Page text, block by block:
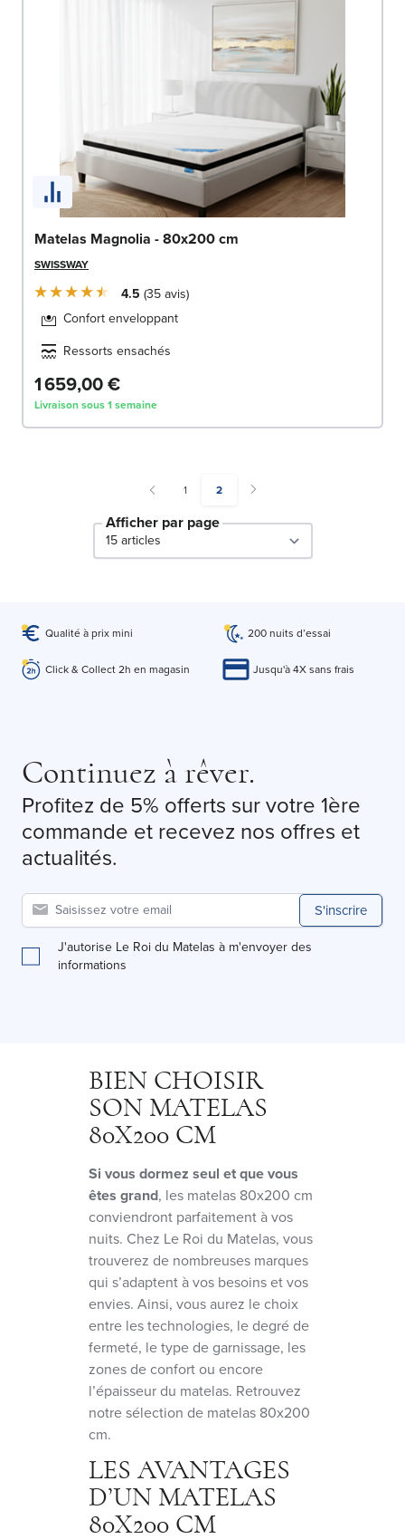
Matelas Magnolia - 80x200 cm
SWISSWAY
4.5 35avis
Confort enveloppant
Ressorts ensachés
1 659,00 €
Livraison sous 1 semaine
Page
1 You're currently reading page
2
Afficher par page
Qualité à prix mini 200 nuits d’essai
Click & Collect 2h en magasin Jusqu'à 4X sans frais
Continuez à rêver.
Profitez de 5% offerts sur votre 1ère
commande et recevez nos offres et
actualités.
S'inscrire
J'autorise Le Roi du Matelas à m'envoyer des
informations
BIEN CHOISIR
SON MATELAS
80X200 CM
Si vous dormez seul et que vous
êtes grand, les matelas 80x200 cm
conviendront parfaitement à vos
nuits. Chez Le Roi du Matelas, vous
trouverez de nombreuses marques
qui s’adaptent à vos besoins et vos
envies. Ainsi, vous aurez le choix
entre les technologies, le degré de
fermeté, le type de garnissage, les
zones de confort ou encore
l’épaisseur du matelas. Retrouvez
notre sélection de matelas 80x200
cm.
LES AVANTAGES
D’UN MATELAS
80X200 CM